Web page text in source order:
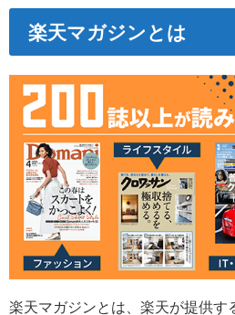
楽天マガジンとは
楽天マガジンとは、楽天が提供す